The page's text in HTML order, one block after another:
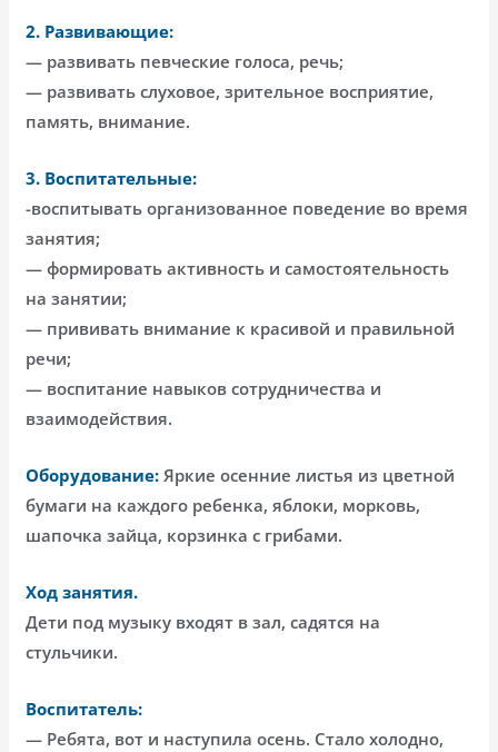
2. Развивающие:
— развивать певческие голоса, речь;
— развивать слуховое, зрительное восприятие,
память, внимание.
3. Воспитательные:
-воспитывать организованное поведение во время
занятия;
— формировать активность и самостоятельность
на занятии;
— прививать внимание к красивой и правильной
речи;
— воспитание навыков сотрудничества и
взаимодействия.
Оборудование: Яркие осенние листья из цветной
бумаги на каждого ребенка, яблоки, морковь,
шапочка зайца, корзинка с грибами.
Ход занятия.
Дети под музыку входят в зал, садятся на
стульчики.
Воспитатель:
— Ребята, вот и наступила осень. Стало холодно,